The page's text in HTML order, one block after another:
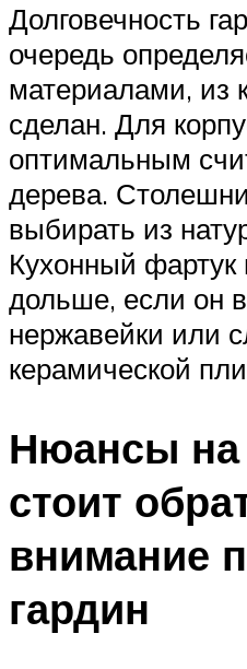
Долговечность
очередь
материалами, из
сделан. Для
оптимальным
дерева.
выбирать из
Кухонный фартук
дольше, если он
нержавейки или
керамической
Нюансы на
стоит
внимание
гардин